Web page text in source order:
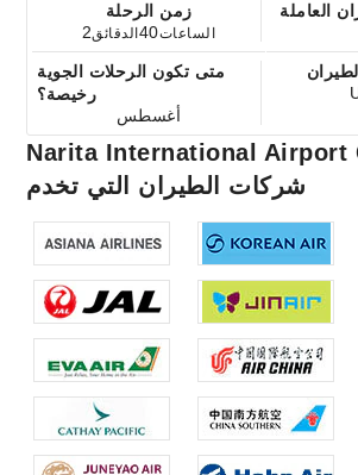
زمن الرحلة
2
الساعات40 الدقائق
العاملة
متى تكون الرحلات الجوية
رخيصة؟
أغسطس
Narita International Airport
شركات الطيران التي تخدم